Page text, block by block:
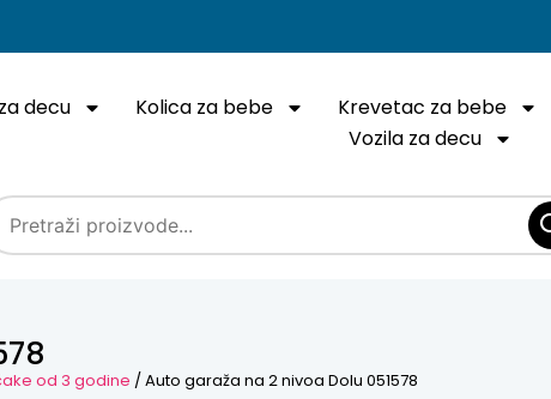
decu Kolica za bebe
Krevetac za bebe
Vozila za decu
od 3 godine / Auto garaža na 2 nivoa Dolu 051578